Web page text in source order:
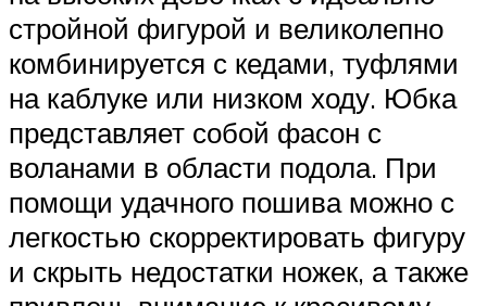
стройной фигурой и великолепно
комбинируется с кедами, туфлями
на каблуке или низком ходу. Юбка
представляет собой фасон с
воланами в области подола. При
помощи удачного пошива можно с
легкостью скорректировать фигуру
и скрыть недостатки ножек, а также